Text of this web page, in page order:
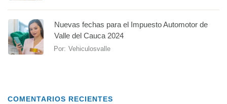
Nuevas fechas para el Impuesto Automotor de
Valle del Cauca 2024
Por: Vehiculosvalle
COMENTARIOS RECIENTES